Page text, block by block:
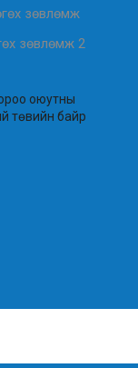
зөвлөмж
зөвлөмж 2
оюутны
төвийн байр